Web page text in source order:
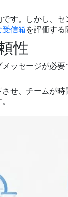
す。しかし、
受信箱を評価する
性
ッセージが必
せ、チームが